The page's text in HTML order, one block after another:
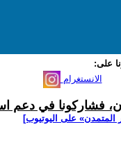
على:
الانستغرام
فشاركونا في دعم
المتمدن» على اليوتيوب]